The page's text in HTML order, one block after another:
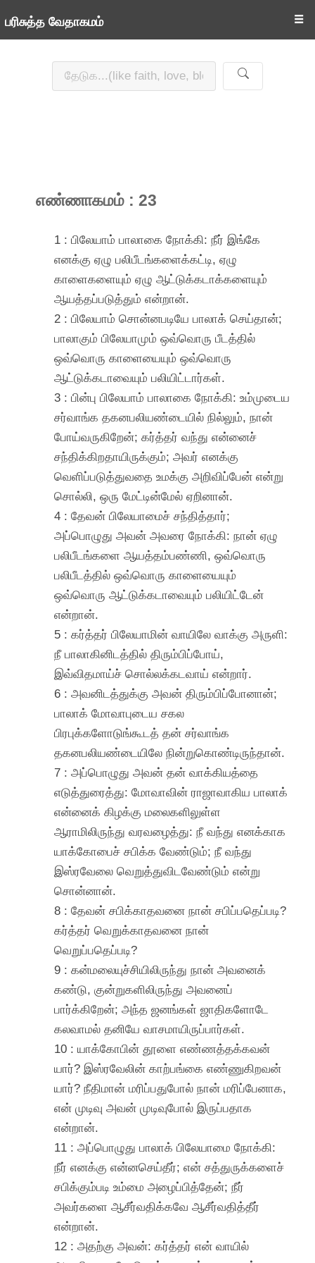
பரிசுத்த வேதாகமம் ☰
எண்ணாகமம் : 23
1 : பிலேயாம் பாலாகை நோக்கி: நீர் இங்கே
எனக்கு ஏழு பலிபீடங்களைக்கட்டி, ஏழு
காளைகளையும் ஏழு ஆட்டுக்கடாக்களையும்
ஆயத்தப்படுத்தும் என்றான்.
2 : பிலேயாம் சொன்னபடியே பாலாக் செய்தான்;
பாலாகும் பிலேயாமும் ஒவ்வொரு பீடத்தில்
ஒவ்வொரு காளையையும் ஒவ்வொரு
ஆட்டுக்கடாவையும் பலியிட்டார்கள்.
3 : பின்பு பிலேயாம் பாலாகை நோக்கி: உம்முடைய
சர்வாங்க தகனபலியண்டையில் நில்லும், நான்
போய்வருகிறேன்; கர்த்தர் வந்து என்னைச்
சந்திக்கிறதாயிருக்கும்; அவர் எனக்கு
வெளிப்படுத்துவதை உமக்கு அறிவிப்பேன் என்று
சொல்லி, ஒரு மேட்டின்மேல் ஏறினான்.
4 : தேவன் பிலேயாமைச் சந்தித்தார்;
அப்பொழுது அவன் அவரை நோக்கி: நான் ஏழு
பலிபீடங்களை ஆயத்தம்பண்ணி, ஒவ்வொரு
பலிபீடத்தில் ஒவ்வொரு காளையையும்
ஒவ்வொரு ஆட்டுக்கடாவையும் பலியிட்டேன்
என்றான்.
5 : கர்த்தர் பிலேயாமின் வாயிலே வாக்கு அருளி:
நீ பாலாகினிடத்தில் திரும்பிப்போய்,
இவ்விதமாய்ச் சொல்லக்கடவாய் என்றார்.
6 : அவனிடத்துக்கு அவன் திரும்பிப்போனான்;
பாலாக் மோவாபுடைய சகல
பிரபுக்களோடுங்கூடத் தன் சர்வாங்க
தகனபலியண்டையிலே நின்றுகொண்டிருந்தான்.
7 : அப்பொழுது அவன் தன் வாக்கியத்தை
எடுத்துரைத்து: மோவாவின் ராஜாவாகிய பாலாக்
என்னைக் கிழக்கு மலைகளிலுள்ள
ஆராமிலிருந்து வரவழைத்து: நீ வந்து எனக்காக
யாக்கோபைச் சபிக்க வேண்டும்; நீ வந்து
இஸ்ரவேலை வெறுத்துவிடவேண்டும் என்று
சொன்னான்.
8 : தேவன் சபிக்காதவனை நான் சபிப்பதெப்படி?
கர்த்தர் வெறுக்காதவனை நான்
வெறுப்பதெப்படி?
9 : கன்மலையுச்சியிலிருந்து நான் அவனைக்
கண்டு, குன்றுகளிலிருந்து அவனைப்
பார்க்கிறேன்; அந்த ஜனங்கள் ஜாதிகளோடே
கலவாமல் தனியே வாசமாயிருப்பார்கள்.
10 : யாக்கோபின் தூளை எண்ணத்தக்கவன்
யார்? இஸ்ரவேலின் காற்பங்கை எண்ணுகிறவன்
யார்? நீதிமான் மரிப்பதுபோல் நான் மரிப்பேனாக,
என் முடிவு அவன் முடிவுபோல் இருப்பதாக
என்றான்.
11 : அப்பொழுது பாலாக் பிலேயாமை நோக்கி:
நீர் எனக்கு என்னசெய்தீர்; என் சத்துருக்களைச்
சபிக்கும்படி உம்மை அழைப்பித்தேன்; நீர்
அவர்களை ஆசீர்வதிக்கவே ஆசீர்வதித்தீர்
என்றான்.
12 : அதற்கு அவன்: கர்த்தர் என் வாயில்